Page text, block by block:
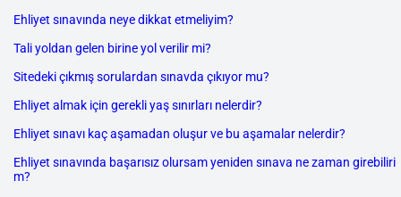
Ehliyet sınavında neye dikkat etmeliyim?
Tali yoldan gelen birine yol verilir mi?
Sitedeki çıkmış sorulardan sınavda çıkıyor mu?
Ehliyet almak için gerekli yaş sınırları nelerdir?
Ehliyet sınavı kaç aşamadan oluşur ve bu aşamalar nelerdir?
Ehliyet sınavında başarısız olursam yeniden sınava ne zaman girebiliri
m?